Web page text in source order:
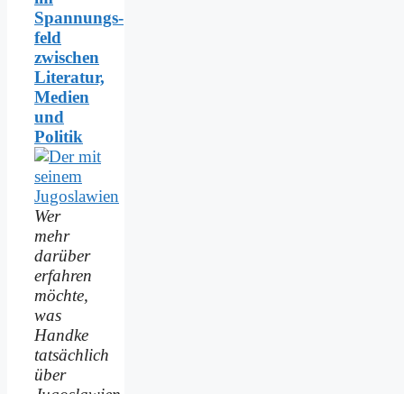
Spannungs­
feld
zwischen
Literatur,
Medien
und
Politik
Wer
mehr
darüber
erfahren
möchte,
was
Handke
tatsächlich
über